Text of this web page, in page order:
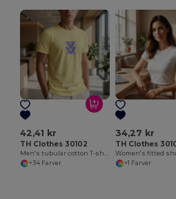
42,41 kr
TH Clothes 30102
+34 Farver
34,27 kr
TH Clothes
+1 Farver